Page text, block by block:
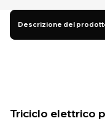
Descrizione del
Triciclo elettrico